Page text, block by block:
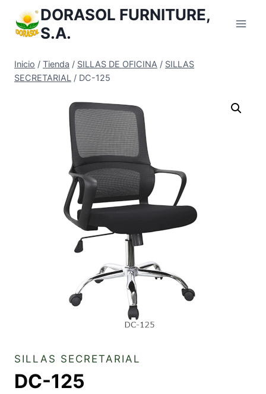
Contenido
DORASOL FURNITURE,
S.A.
Inicio / Tienda / SILLAS DE OFICINA / SILLAS
SECRETARIAL / DC-125
SILLAS SECRETARIAL
DC-125